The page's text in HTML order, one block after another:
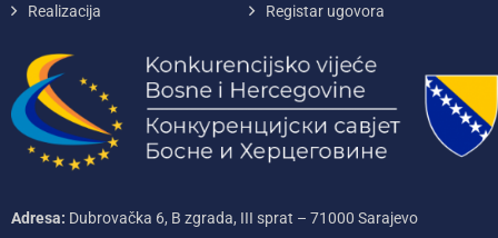
Realizacija Registar ugovora
Adresa: Dubrovačka 6, B zgrada, III sprat – 71000‌ Sarajevo